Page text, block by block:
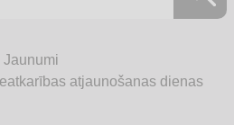
Jaunumi
atjaunošanas dienas